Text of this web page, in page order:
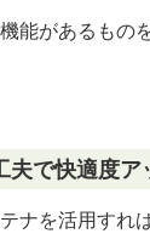
能があるもの
夫で快適度ア
ナを活用すれ